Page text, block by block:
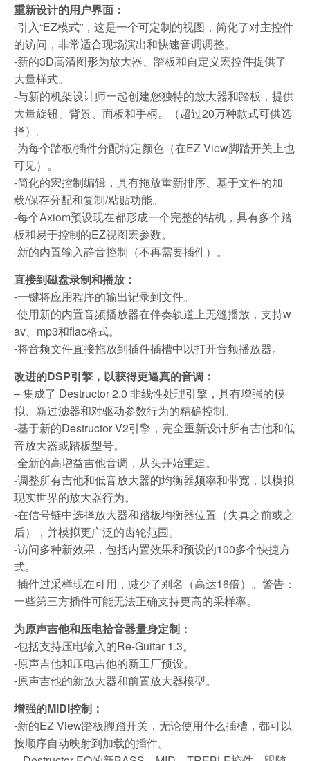
重新设计的用户界面：
-引入“EZ模式”，这是一个可定制的视图，简化了对主控件
的访问，非常适合现场演出和快速音调调整。
-新的3D高清图形为放大器、踏板和自定义宏控件提供了
大量样式。
-与新的机架设计师一起创建您独特的放大器和踏板，提供
大量旋钮、背景、面板和手柄。（超过20万种款式可供选
择）。
-为每个踏板/插件分配特定颜色（在EZ View脚踏开关上也
可见）。
-简化的宏控制编辑，具有拖放重新排序、基于文件的加
载/保存分配和复制/粘贴功能。
-每个Axiom预设现在都形成一个完整的钻机，具有多个踏
板和易于控制的EZ视图宏参数。
-新的内置输入静音控制（不再需要插件）。
直接到磁盘录制和播放：
-一键将应用程序的输出记录到文件。
-使用新的内置音频播放器在伴奏轨道上无缝播放，支持w
av、mp3和flac格式。
-将音频文件直接拖放到插件插槽中以打开音频播放器。
改进的DSP引擎，以获得更逼真的音调：
– 集成了 Destructor 2.0 非线性处理引擎，具有增强的模
拟、新过滤器和对驱动参数行为的精确控制。
-基于新的Destructor V2引擎，完全重新设计所有吉他和低
音放大器或踏板型号。
-全新的高增益吉他音调，从头开始重建。
-调整所有吉他和低音放大器的均衡器频率和带宽，以模拟
现实世界的放大器行为。
-在信号链中选择放大器和踏板均衡器位置（失真之前或之
后），并模拟更广泛的齿轮范围。
-访问多种新效果，包括内置效果和预设的100多个快捷方
式。
-插件过采样现在可用，减少了别名（高达16倍）。警告：
一些第三方插件可能无法正确支持更高的采样率。
为原声吉他和压电拾音器量身定制：
-包括支持压电输入的Re-Guitar 1.3。
-原声吉他和压电吉他的新工厂预设。
-原声吉他的新放大器和前置放大器模型。
增强的MIDI控制：
-新的EZ View踏板脚踏开关，无论使用什么插槽，都可以
按顺序自动映射到加载的插件。